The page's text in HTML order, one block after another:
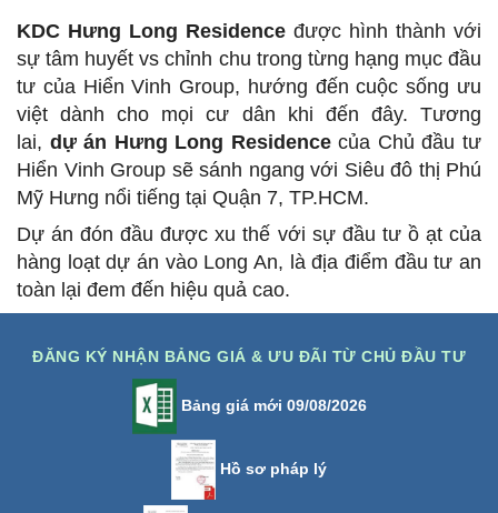
KDC Hưng Long Residence được hình thành với
sự tâm huyết vs chỉnh chu trong từng hạng mục đầu
tư của Hiển Vinh Group, hướng đến cuộc sống ưu
việt dành cho mọi cư dân khi đến đây. Tương
lai, dự án Hưng Long Residencecủa Chủ đầu tư
Hiển Vinh Group sẽ sánh ngang với Siêu đô thị Phú
Mỹ Hưng nổi tiếng tại Quận 7, TP.HCM.
Dự án đón đầu được xu thế với sự đầu tư ồ ạt của
hàng loạt dự án vào Long An, là địa điểm đầu tư an
toàn lại đem đến hiệu quả cao.
ĐĂNG KÝ NHẬN BẢNG GIÁ & ƯU ĐÃI TỪ CHỦ ĐẦU TƯ
Bảng giá mới 09/08/2026
Hồ sơ pháp lý